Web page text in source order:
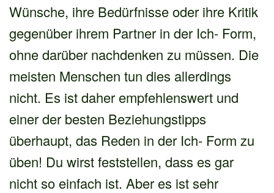
Wünsche, ihre Bedürfnisse oder ihre Kritik
gegenüber ihrem Partner in der Ich- Form,
ohne darüber nachdenken zu müssen. Die
meisten Menschen tun dies allerdings
nicht. Es ist daher empfehlenswert und
einer der besten Beziehungstipps
überhaupt, das Reden in der Ich- Form zu
üben! Du wirst feststellen, dass es gar
nicht so einfach ist. Aber es ist sehr